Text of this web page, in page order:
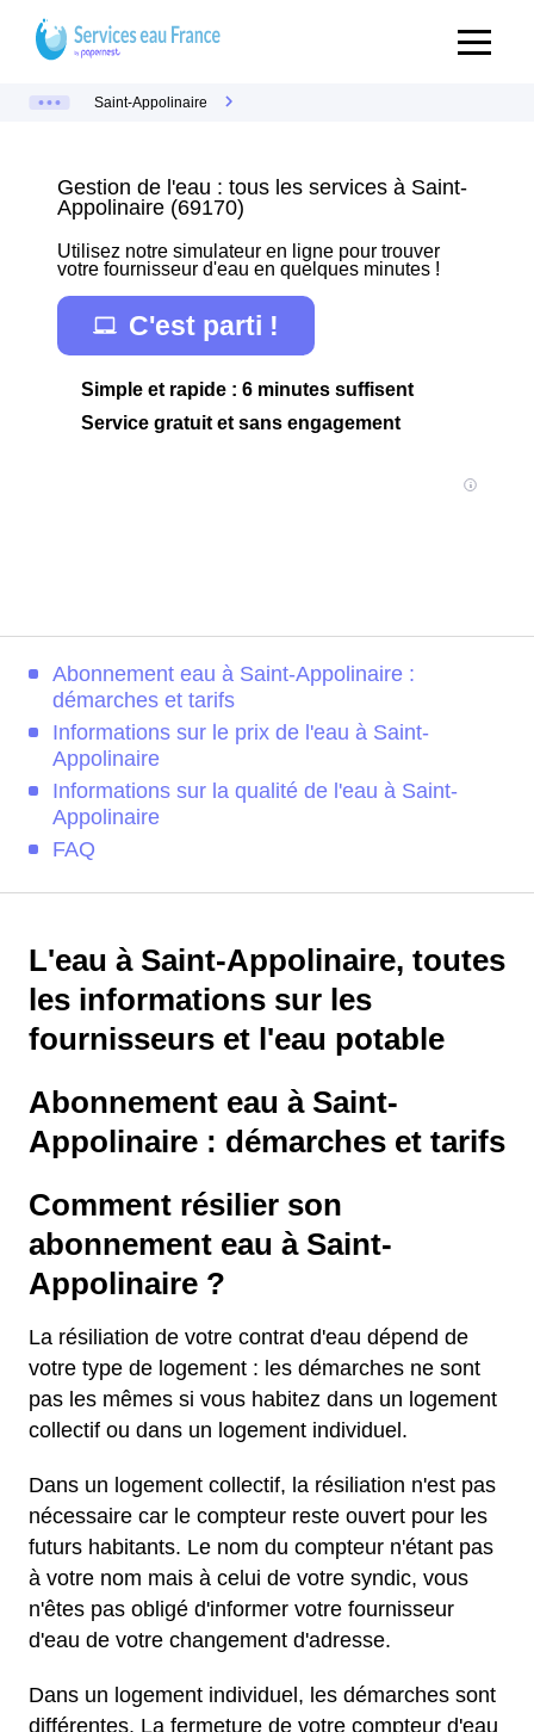
Saint-Appolinaire
Gestion de l'eau : tous les services à Saint-
Appolinaire (69170)
Utilisez notre simulateur en ligne pour trouver
votre fournisseur d'eau en quelques minutes !
C'est parti !
Simple et rapide : 6 minutes suffisent
Service gratuit et sans engagement
Abonnement eau à Saint-Appolinaire :
démarches et tarifs
Informations sur le prix de l'eau à Saint-
Appolinaire
Informations sur la qualité de l'eau à Saint-
Appolinaire
FAQ
L'eau à Saint-Appolinaire, toutes
les informations sur les
fournisseurs et l'eau potable
Abonnement eau à Saint-
Appolinaire : démarches et tarifs
Comment résilier son
abonnement eau à Saint-
Appolinaire ?
La résiliation de votre contrat d'eau dépend de
votre type de logement : les démarches ne sont
pas les mêmes si vous habitez dans un logement
collectif ou dans un logement individuel.
Dans un logement collectif, la résiliation n'est pas
nécessaire car le compteur reste ouvert pour les
futurs habitants. Le nom du compteur n'étant pas
à votre nom mais à celui de votre syndic, vous
n'êtes pas obligé d'informer votre fournisseur
d'eau de votre changement d'adresse.
Dans un logement individuel, les démarches sont
différentes. La fermeture de votre compteur d'eau